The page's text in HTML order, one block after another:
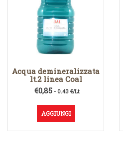
Acqua demineralizzata
lt.2 linea Coal
€0,85 - 0.43 €/Lt
AGGIUNGI